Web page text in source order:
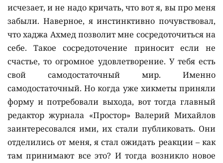
исчезает, и не надо кричать, что вот я, вы про меня
забыли. Наверное, я инстинктивно почувствовал,
что хаджа Ахмед позволит мне сосредоточиться на
себе. Такое сосредоточение приносит если не
счастье, то огромное удовлетворение. У тебя есть
свой самодостаточный мир. Именно
самодостаточный. Но когда уже хикметы приняли
форму и потребовали выхода, вот тогда главный
редактор журнала «Простор» Валерий Михайлов
заинтересовался ими, их стали публиковать. Они
отделились от меня, я стал ожидать реакции – как
там принимают все это? И тогда возникло новое